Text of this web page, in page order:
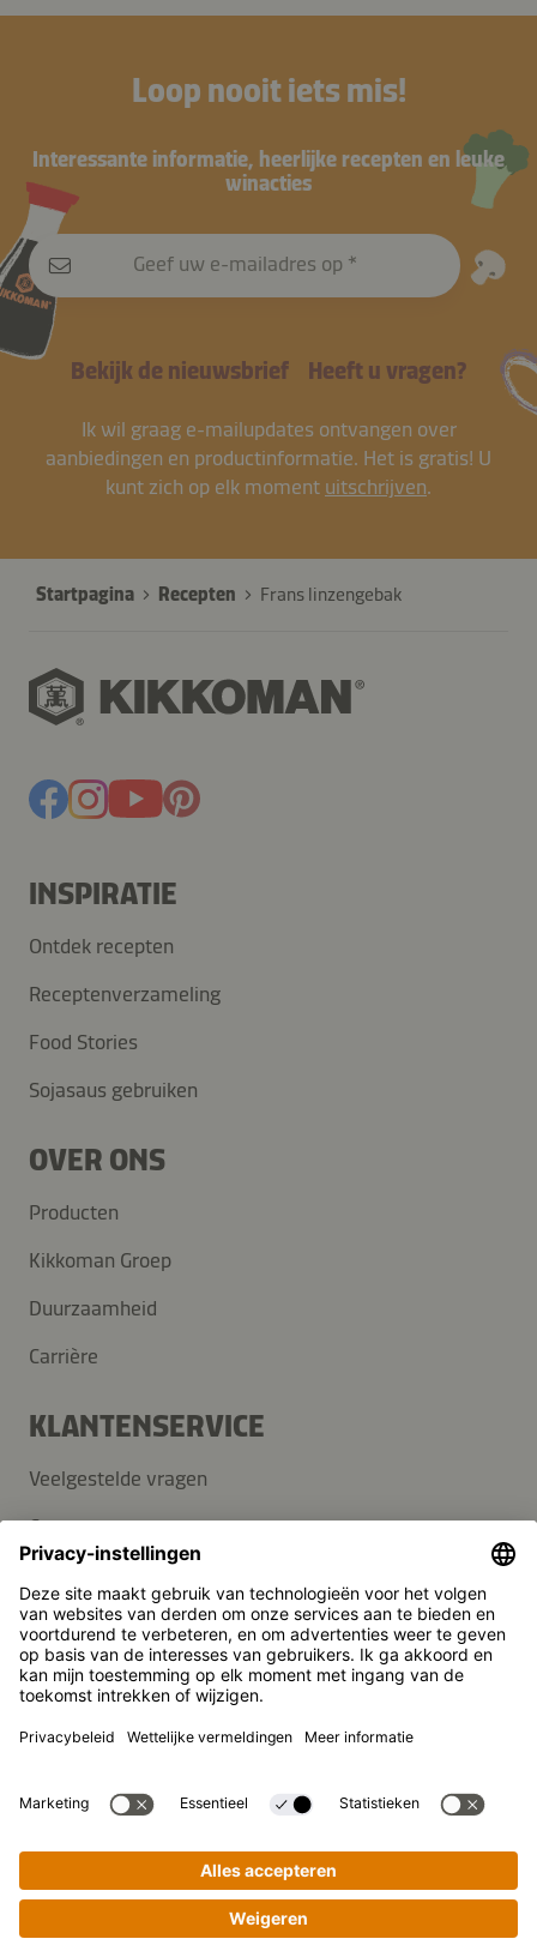
Loop nooit iets mis!
Interessante informatie, heerlijke recepten en leuke
winacties
Geef uw e-mailadres op
Bekijk de nieuwsbrief Heeft u vragen?
Ik wil graag e-mailupdates ontvangen over
aanbiedingen en productinformatie. Het is gratis! U
kunt zich op elk moment uitschrijven.
Startpagina Recepten Frans linzengebak
INSPIRATIE
Ontdek recepten
Receptenverzameling
Food Stories
Sojasaus gebruiken
OVER ONS
Producten
Kikkoman Groep
Duurzaamheid
Carrière
KLANTENSERVICE
Veelgestelde vragen
Contact
Pers
Kikkoman is een geregistreerd handelsmerk van Kikkoman
Corporation, Japan.
Theodorstraße 180, 40472 Düsseldorf, Germany
Opgenomen in het handelsregister bij het kantongerecht
Privacy-instellingen
Wettelijke kennisgeving
Gegevensbescherming